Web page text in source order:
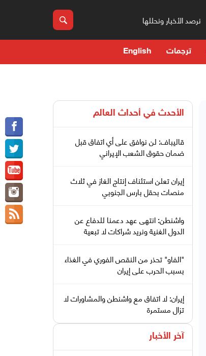
نرصد الأخبار ونحللها
ترجمات English
الأحدث في أحداث العالم
قاليباف: لن نوافق على أي اتفاق قبل
ضمان حقوق الشعب الإيراني
إيران تعلن استئناف إنتاج الغاز في ثلاث
منصات بحقل بارس الجنوبي
واشنطن: انتهى عهد دعمنا للدفاع عن
الدول الغنية ونريد شراكات لا تبعية
"الفاو" تحذر من النقص الفوري في الغذاء
بسبب الحرب على إيران
إيران: لا اتفاق مع واشنطن والمشاورات لا
تزال مستمرة
آخر الأخبار